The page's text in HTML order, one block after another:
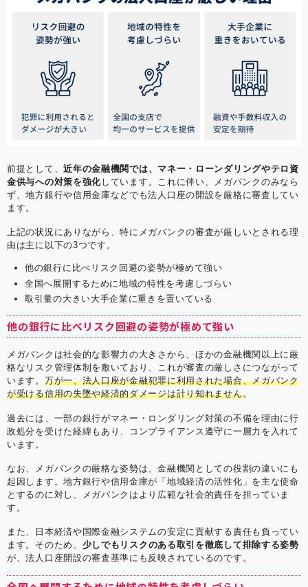
前提として、近年の金融機関では、マネー・ローンダリングやテロ資
金供与への対策を強化しています。これに伴い、メガバンクのみなら
ず、地方銀行や信用金庫などでも法人口座の開設を厳格に審査してい
ます。
上記の状況にありながら、特にメガバンクの審査が厳しいとされる理
由は主に以下の3つです。
他の銀行に比べリスク回避の姿勢が極めて強い
全国へ展開するために地域の特性を考慮しづらい
取引量の大きい大手企業に重きを置いている
他の銀行に比べリスク回避の姿勢が極めて強い
メガバンクは社会的な影響力の大きさから、ほかの金融機関以上に厳
格なリスク管理体制を敷いており、これが審査の厳しさにつながって
います。 万が一、法人口座が金融犯罪に利用された場合、メガバンク
が受ける信用の失墜や経済的ダメージは計り知れません。
過去には、一部の銀行がマネー・ロンダリング対策の不備を理由に行
政処分を受けた経緯もあり、コンプライアンス遵守に一層力を入れて
います。
なお、メガバンクの厳格な姿勢は、金融機関としての役割の違いにも
起因します。地方銀行や信用金庫が「地域経済の活性化」を主な使命
とするのに対し、メガバンクはより広範な社会的責任を担っていま
す。
また、日本経済や国際金融システムの安定に貢献する責任も負ってい
ます。そのため、 少しでもリスクのある取引を徹底して排除する姿勢
が、法人口座開設の審査基準にも反映されているのです。